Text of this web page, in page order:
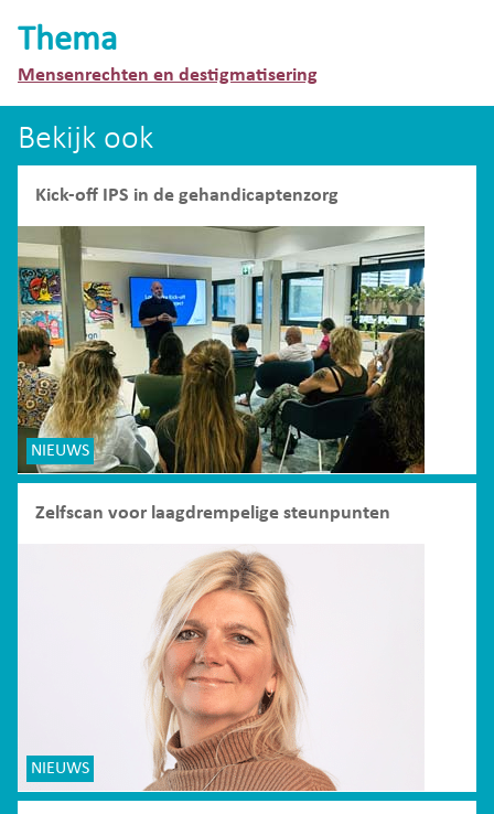
Thema
Mensenrechten en destigmatisering
Bekijk ook
Kick-off IPS in de gehandicaptenzorg
NIEUWS
Zelfscan voor laagdrempelige steunpunten
NIEUWS